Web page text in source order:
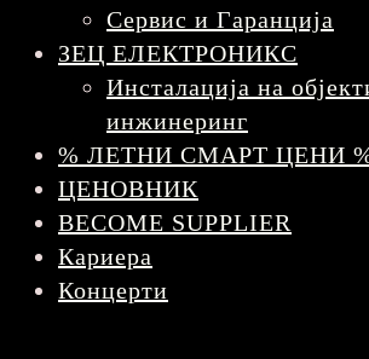
Сервис и Гаранција
ЗЕЦ ЕЛЕКТРОНИКС
Инсталација на
инжинеринг
% ЛЕТНИ СМАРТ ЦЕНИ
ЦЕНОВНИК
BECOME SUPPLIER
Кариера
Концерти